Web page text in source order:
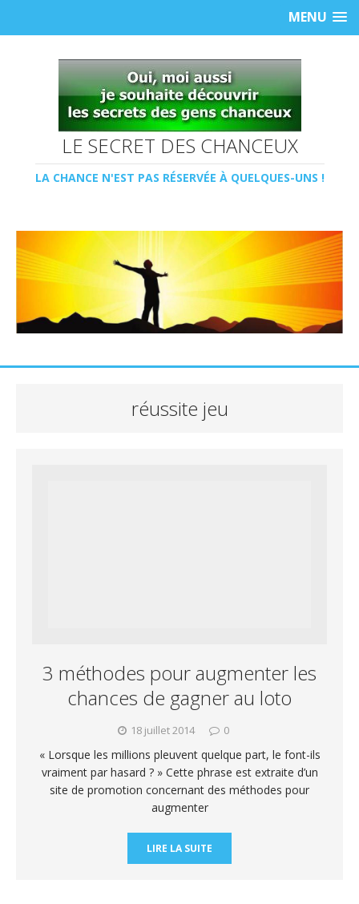
MENU
LE SECRET DES CHANCEUX
LA CHANCE N'EST PAS RÉSERVÉE À QUELQUES-UNS !
réussite jeu
3 méthodes pour augmenter les
chances de gagner au loto
18 juillet 2014 0
« Lorsque les millions pleuvent quelque part, le font-ils
vraiment par hasard ? » Cette phrase est extraite d’un
site de promotion concernant des méthodes pour
augmenter
LIRE LA SUITE